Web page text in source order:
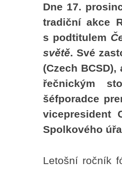
Dne 17.
tradiční akce
s podtitulem
světě. Své
(Czech
řečnickým
šéfporadce
vicepresident
Spolkového
Letošní ročník